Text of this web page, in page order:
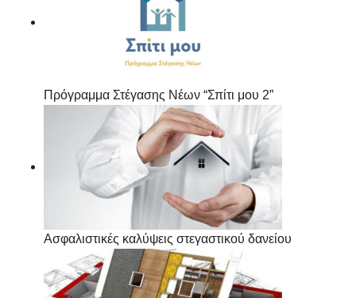
Πρόγραμμα Στέγασης Νέων “Σπίτι μου 2”
Ασφαλιστικές καλύψεις στεγαστικού δανείου